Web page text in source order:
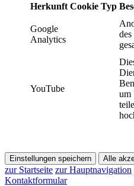
Herkunft Cookie Typ
Google
Analytics
YouTube
um
Einstellungen speichern Alle
zur Startseite zur Hauptnavigation
Kontaktformular